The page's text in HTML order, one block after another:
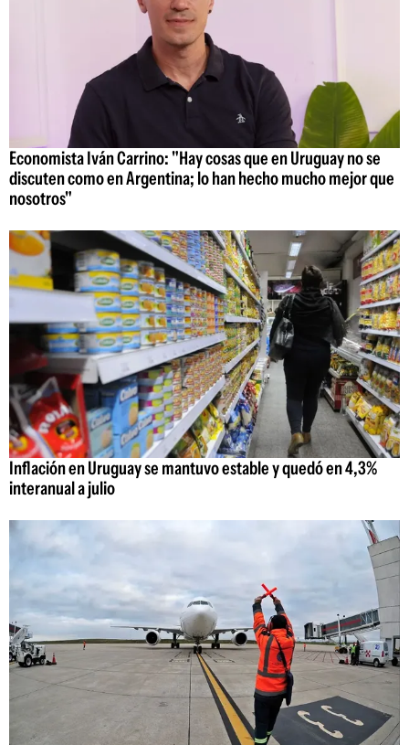
Economista Iván Carrino: "Hay cosas que en Uruguay no se
discuten como en Argentina; lo han hecho mucho mejor que
nosotros"
Inflación en Uruguay se mantuvo estable y quedó en 4,3%
interanual a julio